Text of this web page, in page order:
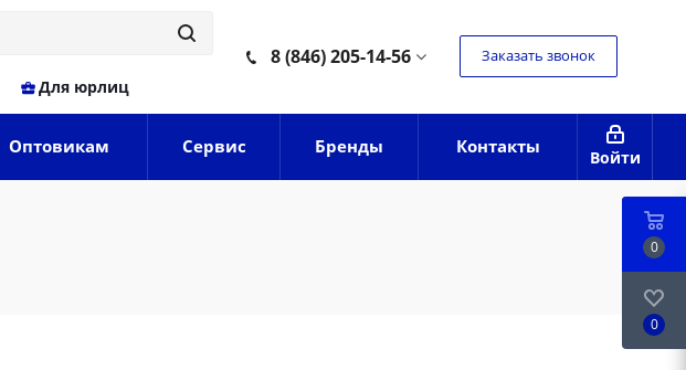
Для юрлиц
8 (846) 205-14-56 Заказать звонок
Войти
Оптовикам Сервис Бренды Контакты
0
0